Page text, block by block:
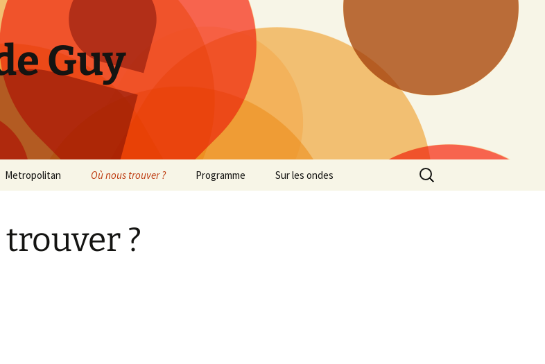
Guy
Metropolitan
Met 2014/2015
Où nous trouver ? Programme Sur les ondes
Rechercher :
?